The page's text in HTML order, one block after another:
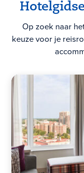
Op zoek naar
keuze voor je